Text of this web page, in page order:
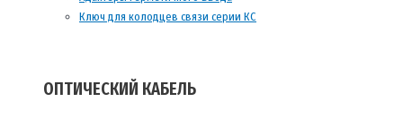
Ключ для колодцев связи серии КС
ОПТИЧЕСКИЙ КАБЕЛЬ